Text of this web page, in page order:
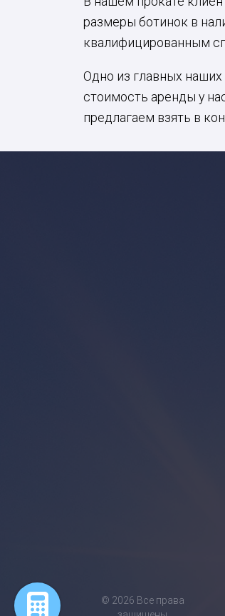
размеры ботинок в
квалифицированным
Одно из главных
стоимость аренды у
предлагаем взять в
© 2026 Все права